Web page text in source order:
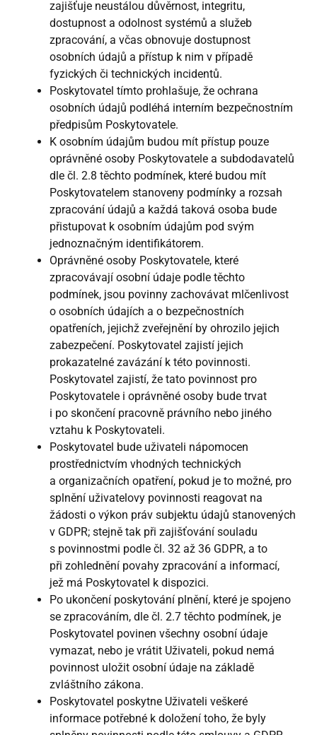
zajišťuje neustálou důvěrnost, integritu,
dostupnost a odolnost systémů a služeb
zpracování, a včas obnovuje dostupnost
osobních údajů a přístup k nim v případě
fyzických či technických incidentů.
Poskytovatel tímto prohlašuje, že ochrana
osobních údajů podléhá interním bezpečnostním
předpisům Poskytovatele.
K osobním údajům budou mít přístup pouze
oprávněné osoby Poskytovatele a subdodavatelů
dle čl. 2.8 těchto podmínek, které budou mít
Poskytovatelem stanoveny podmínky a rozsah
zpracování údajů a každá taková osoba bude
přistupovat k osobním údajům pod svým
jednoznačným identifikátorem.
Oprávněné osoby Poskytovatele, které
zpracovávají osobní údaje podle těchto
podmínek, jsou povinny zachovávat mlčenlivost
o osobních údajích a o bezpečnostních
opatřeních, jejichž zveřejnění by ohrozilo jejich
zabezpečení. Poskytovatel zajistí jejich
prokazatelné zavázání k této povinnosti.
Poskytovatel zajistí, že tato povinnost pro
Poskytovatele i oprávněné osoby bude trvat
i po skončení pracovně právního nebo jiného
vztahu k Poskytovateli.
Poskytovatel bude uživateli nápomocen
prostřednictvím vhodných technických
a organizačních opatření, pokud je to možné, pro
splnění uživatelovy povinnosti reagovat na
žádosti o výkon práv subjektu údajů stanovených
v GDPR; stejně tak při zajišťování souladu
s povinnostmi podle čl. 32 až 36 GDPR, a to
při zohlednění povahy zpracování a informací,
jež má Poskytovatel k dispozici.
Po ukončení poskytování plnění, které je spojeno
se zpracováním, dle čl. 2.7 těchto podmínek, je
Poskytovatel povinen všechny osobní údaje
vymazat, nebo je vrátit Uživateli, pokud nemá
povinnost uložit osobní údaje na základě
zvláštního zákona.
Poskytovatel poskytne Uživateli veškeré
informace potřebné k doložení toho, že byly